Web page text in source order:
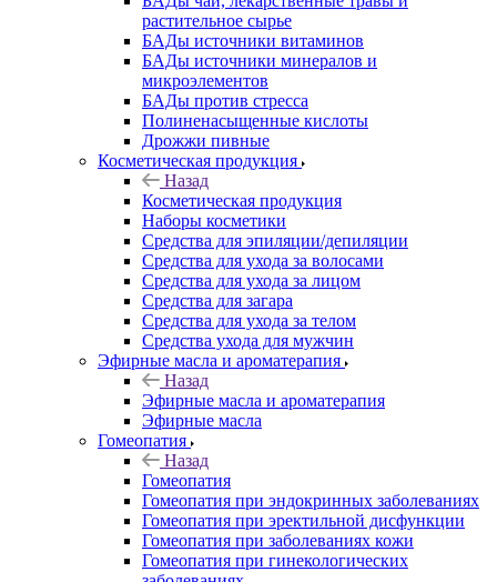
растительное сырье
БАДы источники витаминов
БАДы источники минералов и
микроэлементов
БАДы против стресса
Полиненасыщенные кислоты
Дрожжи пивные
Косметическая продукция
Назад
Косметическая продукция
Наборы косметики
Средства для эпиляции/депиляции
Средства для ухода за волосами
Средства для ухода за лицом
Средства для загара
Средства для ухода за телом
Средства ухода для мужчин
Эфирные масла и ароматерапия
Назад
Эфирные масла и ароматерапия
Эфирные масла
Гомеопатия
Назад
Гомеопатия
Гомеопатия при эндокринных заболеваниях
Гомеопатия при эректильной дисфункции
Гомеопатия при заболеваниях кожи
Гомеопатия при гинекологических